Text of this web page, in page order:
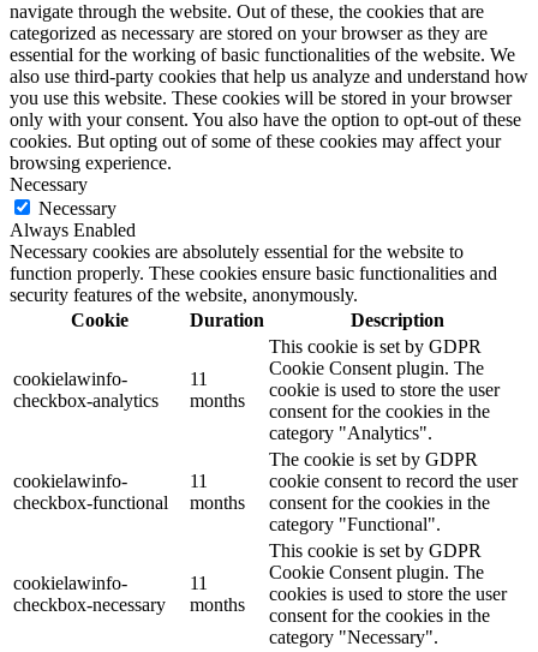
navigate through the website. Out of these, the cookies that are
categorized as necessary are stored on your browser as they are
essential for the working of basic functionalities of the website. We
also use third-party cookies that help us analyze and understand how
you use this website. These cookies will be stored in your browser
only with your consent. You also have the option to opt-out of these
cookies. But opting out of some of these cookies may affect your
browsing experience.
Necessary
Necessary
Always Enabled
Necessary cookies are absolutely essential for the website to
function properly. These cookies ensure basic functionalities and
security features of the website, anonymously.
Cookie
Duration Description
cookielawinfo-
checkbox-analytics
11
months
This cookie is set by GDPR
Cookie Consent plugin. The
cookie is used to store the user
consent for the cookies in the
category "Analytics".
cookielawinfo-
checkbox-functional
11
months
The cookie is set by GDPR
cookie consent to record the user
consent for the cookies in the
category "Functional".
cookielawinfo-
checkbox-necessary
11
months
This cookie is set by GDPR
Cookie Consent plugin. The
cookies is used to store the user
consent for the cookies in the
category "Necessary".